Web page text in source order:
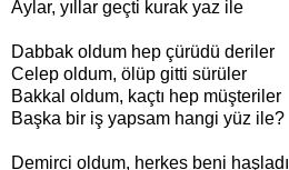
Aylar, yıllar geçti kurak yaz ile
Dabbak oldum hep çürüdü deriler
Celep oldum, ölüp gitti sürüler
Bakkal oldum, kaçtı hep müşteriler
Başka bir iş yapsam hangi yüz ile?
Demirci oldum, herkes beni haşladı